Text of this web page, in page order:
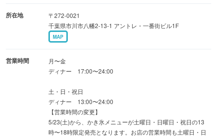
所在地
〒272-0021
千葉県市川市八幡2-13-1 アントレ・一番街ビル1F
MAP
営業時間
月〜金
ディナー 17:00〜24:00
土・日・祝日
ディナー 13:00〜24:00
【営業時間の変更】
5/23(土)から、かき氷メニューが土曜日・日曜日・祝日の13
時〜18時限定発売となります。お店の営業時間も土曜日・日